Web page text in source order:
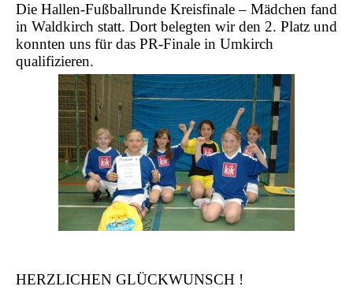
Die Hallen-Fußballrunde Kreisfinale – Mädchen fand
in Waldkirch statt. Dort belegten wir den 2. Platz und
konnten uns für das PR-Finale in Umkirch
qualifizieren.
HERZLICHEN GLÜCKWUNSCH !